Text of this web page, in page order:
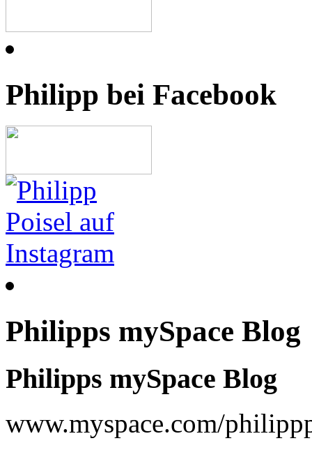
Philipp bei Facebook
Philipps mySpace Blog
Philipps mySpace Blog
www.myspace.com/